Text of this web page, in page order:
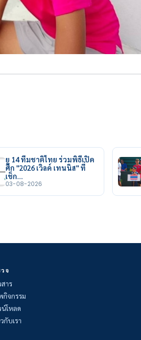
ยู 14 ทีมชาติไทย ร่วมพิธีเปิด
ศึก "2026 เวิลด์ เทนนิส" ที่
เช็ก…
03-08-2026
วจ
าร
กิจกรรม
น์โหลด
กับเรา